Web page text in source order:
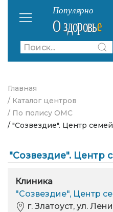
Главная
/ Каталог центров
/ По полису ОМС
/ "Созвездие". Центр
"Созвездие". Центр
Клиника
"Созвездие", Центр
г. Златоуст, ул.